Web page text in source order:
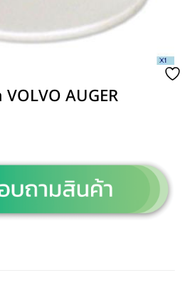
AUGER